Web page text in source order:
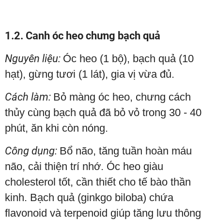
1.2. Canh óc heo chưng bạch quả
Nguyên liệu: Óc heo (1 bộ), bạch quả (10
hạt), gừng tươi (1 lát), gia vị vừa đủ.
Cách làm: Bỏ màng óc heo, chưng cách
thủy cùng bạch quả đã bỏ vỏ trong 30 - 40
phút, ăn khi còn nóng.
Công dụng: Bổ não, tăng tuần hoàn máu
não, cải thiện trí nhớ. Óc heo giàu
cholesterol tốt, cần thiết cho tế bào thần
kinh. Bạch quả (ginkgo biloba) chứa
flavonoid và terpenoid giúp tăng lưu thông